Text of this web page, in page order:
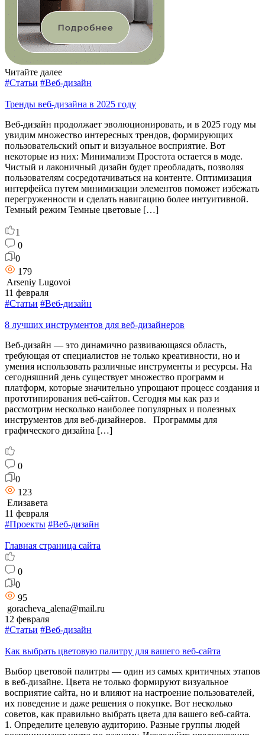
Читайте далее
#Статьи #Веб-дизайн
Тренды веб-дизайна в 2025 году
Веб-дизайн продолжает эволюционировать, и в 2025 году мы
увидим множество интересных трендов, формирующих
пользовательский опыт и визуальное восприятие. Вот
некоторые из них: Минимализм Простота остается в моде.
Чистый и лаконичный дизайн будет преобладать, позволяя
пользователям сосредотачиваться на контенте. Оптимизация
интерфейса путем минимизации элементов поможет избежать
перегруженности и сделать навигацию более интуитивной.
Темный режим Темные цветовые […]
1
0
0
179
Arseniy Lugovoi
11 февраля
#Статьи #Веб-дизайн
8 лучших инструментов для веб-дизайнеров
Веб-дизайн — это динамично развивающаяся область,
требующая от специалистов не только креативности, но и
умения использовать различные инструменты и ресурсы. На
сегодняшний день существует множество программ и
платформ, которые значительно упрощают процесс создания и
прототипирования веб-сайтов. Сегодня мы как раз и
рассмотрим несколько наиболее популярных и полезных
инструментов для веб-дизайнеров. Программы для
графического дизайна […]
0
0
123
Елизавета
11 февраля
#Проекты #Веб-дизайн
Главная страница сайта
0
0
95
goracheva_alena@mail.ru
12 февраля
#Статьи #Веб-дизайн
Как выбрать цветовую палитру для вашего веб-сайта
Выбор цветовой палитры — один из самых критичных этапов
в веб-дизайне. Цвета не только формируют визуальное
восприятие сайта, но и влияют на настроение пользователей,
их поведение и даже решения о покупке. Вот несколько
советов, как правильно выбрать цвета для вашего веб-сайта.
1. Определите целевую аудиторию. Разные группы людей